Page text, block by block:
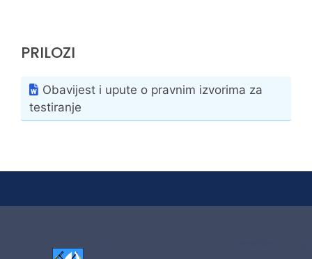
PRILOZI
Obavijest i upute o pravnim izvorima za
testiranje